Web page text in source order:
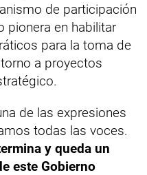
de participación
pionera en habilitar
para la toma de
a proyectos
de las expresiones
todas las voces.
y queda un
este Gobierno